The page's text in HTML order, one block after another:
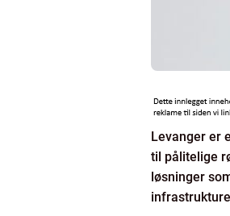
Levanger er
til pålitelige
løsninger